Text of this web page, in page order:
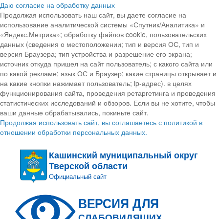
Даю согласие на обработку данных
Продолжая использовать наш сайт, вы даете согласие на
использование аналитической системы «Спутник/Аналитика» и
«Яндекс.Метрика»; обработку файлов cookie, пользовательских
данных (сведения о местоположении; тип и версия ОС, тип и
версия Браузера; тип устройства и разрешение его экрана;
источник откуда пришел на сайт пользователь; с какого сайта или
по какой рекламе; язык ОС и Браузер; какие страницы открывает и
на какие кнопки нажимает пользователь; ip-адрес). в целях
функционирования сайта, проведения ретаргетинга и проведения
статистических исследований и обзоров. Если вы не хотите, чтобы
ваши данные обрабатывались, покиньте сайт.
Продолжая использовать сайт, вы соглашаетесь с политикой в
отношении обработки персональных данных.